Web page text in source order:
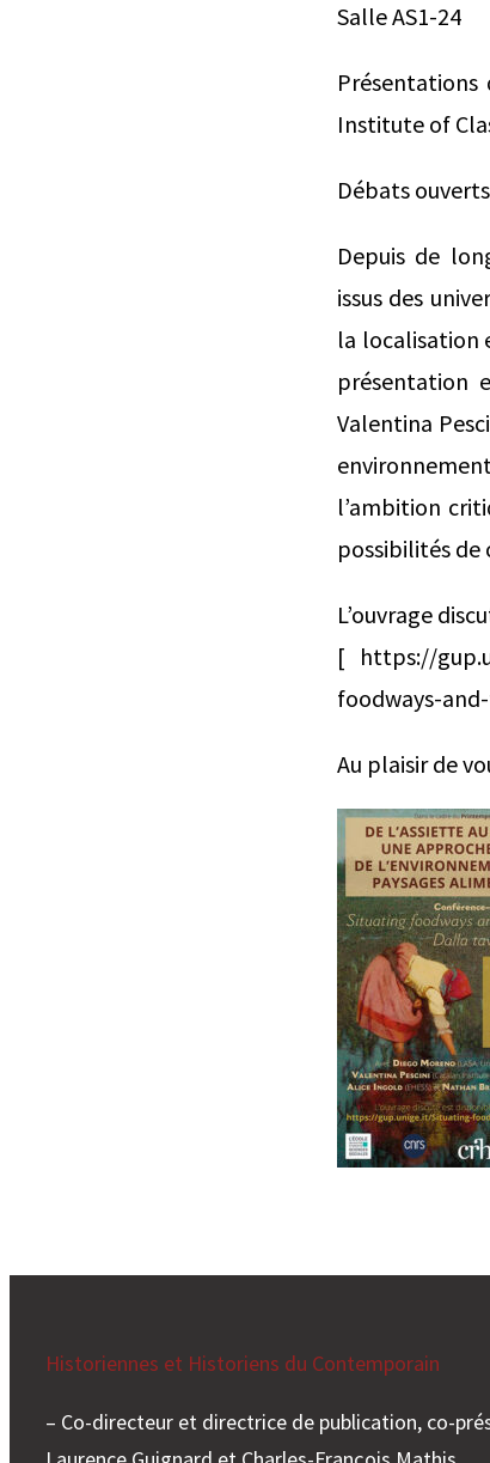
Salle AS1-24
Présentations
Institute of
Débats
Depuis de
issus des
la localisation
présentation
Valentina
l’ambition
possibilités de
L’ouvrage
[ https://
foodways-
Au plaisir de
Historiennes et Historiens du Contemporain
– Co-directeur et directrice de publication, co-